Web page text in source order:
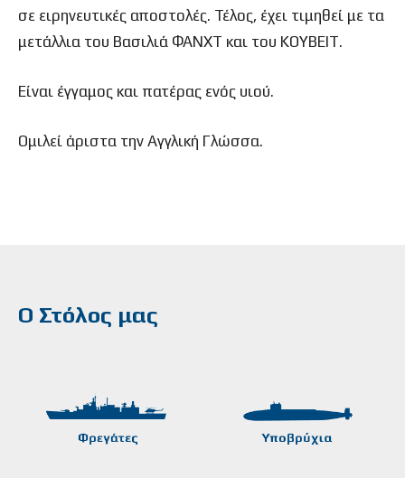
σε ειρηνευτικές αποστολές. Τέλος, έχει τιμηθεί με τα
μετάλλια του Βασιλιά ΦΑΝΧΤ και του ΚΟΥΒΕΙΤ.
Είναι έγγαμος και πατέρας ενός υιού.
Ομιλεί άριστα την Αγγλική Γλώσσα.
Ο Στόλος μας